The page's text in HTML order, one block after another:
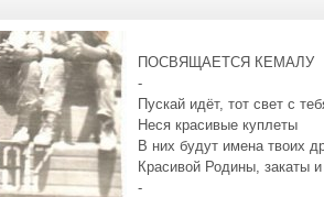
ПОСВЯЩАЕТСЯ КЕМАЛУ
-
Пускай идёт, тот свет с
Неся красивые куплеты
В них будут имена твоих
Красивой Родины, закаты
-